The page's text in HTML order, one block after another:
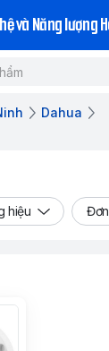
và Năng lượng
Dahua
hiệu